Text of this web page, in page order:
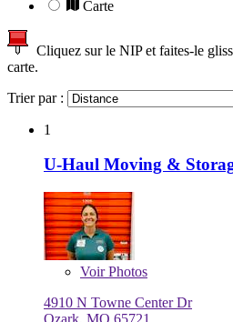
Carte
Cliquez sur le NIP et faites-le
carte.
Trier par :
1
U-Haul Moving &
VoirPhotos
4910 N Towne Center Dr
Ozark, MO 65721